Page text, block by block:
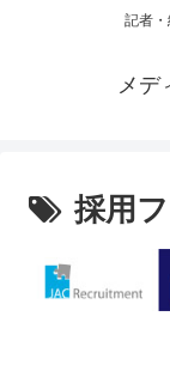
記者
メデ
採用